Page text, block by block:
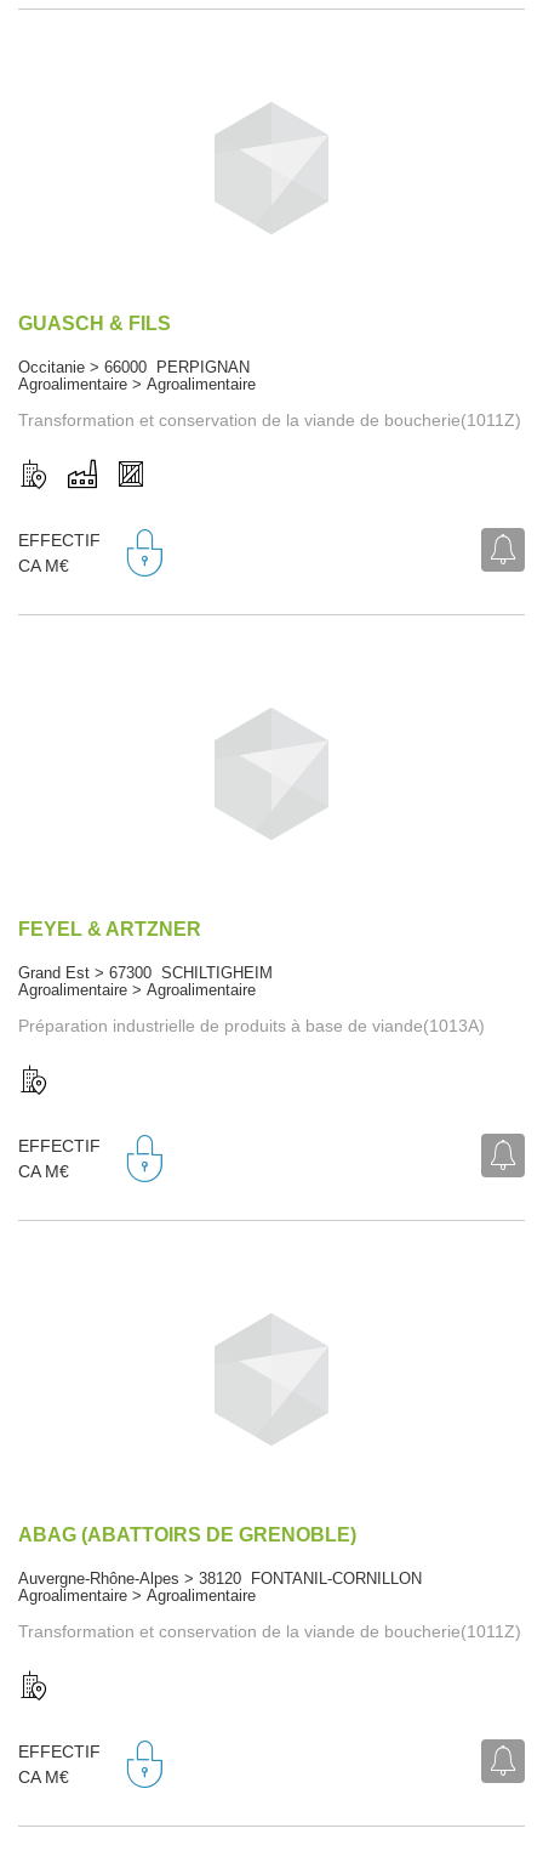
GUASCH & FILS
Occitanie > 66000 PERPIGNAN
Agroalimentaire > Agroalimentaire
Transformation et conservation de la viande de boucherie(1011Z)
EFFECTIF
CA M€
FEYEL & ARTZNER
Grand Est > 67300 SCHILTIGHEIM
Agroalimentaire > Agroalimentaire
Préparation industrielle de produits à base de viande(1013A)
EFFECTIF
CA M€
ABAG (ABATTOIRS DE GRENOBLE)
Auvergne-Rhône-Alpes > 38120 FONTANIL-CORNILLON
Agroalimentaire > Agroalimentaire
Transformation et conservation de la viande de boucherie(1011Z)
EFFECTIF
CA M€